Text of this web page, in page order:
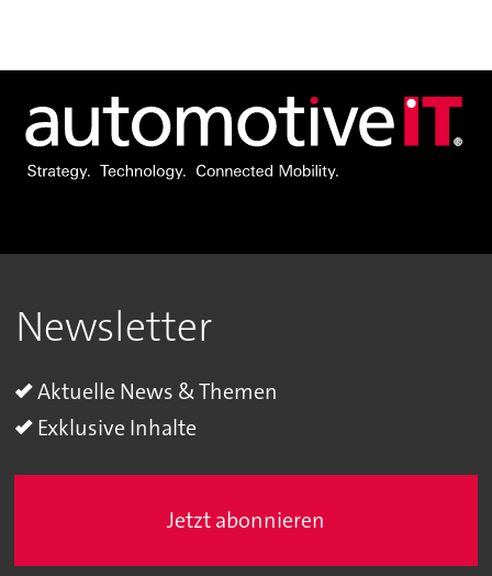
Newsletter
Aktuelle News & Themen
Exklusive Inhalte
Jetzt abonnieren